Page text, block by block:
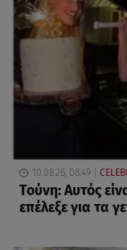
10.08.26, 08:49
Τούνη: Αυτός
επέλεξε για τα